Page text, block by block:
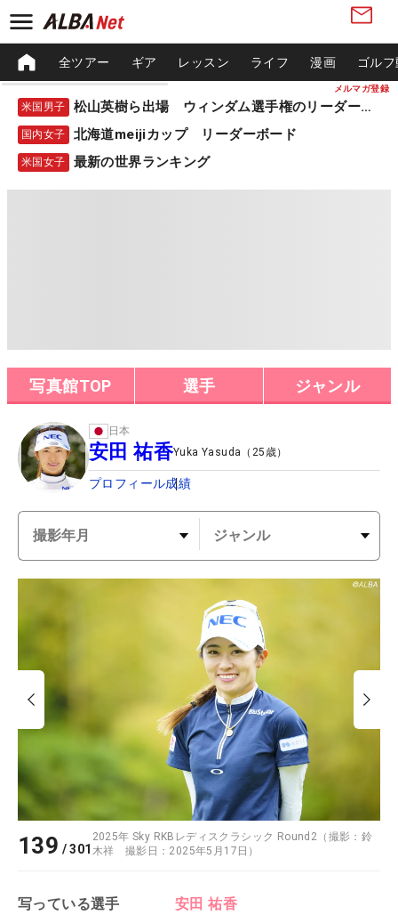
メルマガ登録
全ツアー ギア レッスン ライフ 漫画 ゴル
米国男子 松山英樹ら出場 ウィンダム選手権のリーダーボード
国内女子 北海道meijiカップ リーダーボード
米国女子 最新の世界ランキング
写真館TOP 選手 ジャンル
日本
安田 祐香Yuka Yasuda （ 25 歳）
プロフィール成績
139 /301
2025年 Sky RKBレディスクラシック Round2（撮影：鈴
木祥 撮影日：2025年5月17日）
写っている選手 安田 祐香